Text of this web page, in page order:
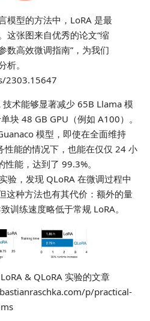
模型的方法中，LoRA 是最
这张图来自优秀的论文“缩
数高效微调指南”，为我们
。
2303.15647
术能够显著减少 65B Llama 模
块 48 GB GPU（例如 A100）。
模型，即使在全面维持
能的情况下，也能在仅仅 24 小
能，达到了 99.3%。
验，发现 QLoRA 在微调过程中
这种方法也有其代价：额外的量
训练速度略低于常规 LoRA。
& QLoRA 实验的文章
p/practical-